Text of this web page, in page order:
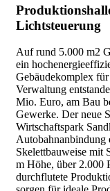
Lichtsteuerung
Auf rund 5.000 m2
ein
Gebäudekomplex
Verwaltung
Mio. Euro, am Bau
Gewerke. Der neue
Wirtschaftspark
Autobahnanbindung
Skelettbauweise mit
m Höhe, über 2.000
durchflutete